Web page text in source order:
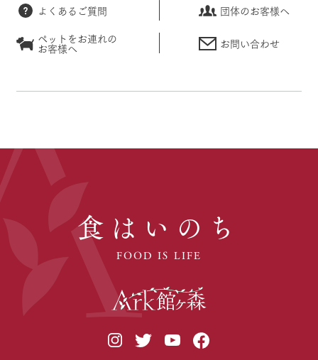
よくあるご質問
団体のお客様へ
ペットをお連れの
お客様へ お問い合わせ
食はいのち
FOOD IS LIFE